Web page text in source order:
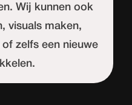
Wij kunnen ook
visuals maken,
zelfs een nieuwe